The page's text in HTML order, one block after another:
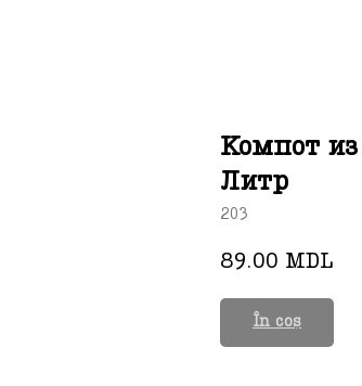
Компот
Литр
203
89.00 MDL
În coș